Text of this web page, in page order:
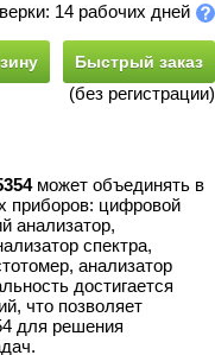
14 рабочих дней
Быстрый заказ
(без регистрации)
может объединять в
приборов: цифровой
анализатор,
спектра,
анализатор
достигается
что позволяет
для решения